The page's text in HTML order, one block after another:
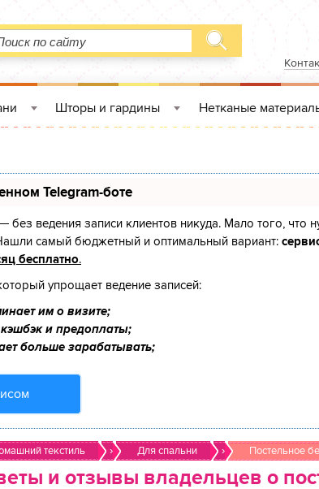
Шторы и гардины Нетканые
Telegram-боте
без ведения записи клиентов никуда. Мало того, что
самый бюджетный и оптимальный вариант:
бесплатно.
упрощает ведение записей:
им о визите;
и предоплаты;
больше зарабатывать;
текстиль › Для спальни › Постельное
и отзывы владельцев о